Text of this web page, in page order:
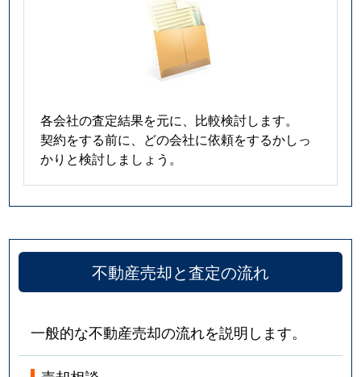
各会社の査定結果を元に、比較検討します。
契約をする前に、どの会社に依頼をするかしっ
かりと検討しましょう。
不動産売却と査定の流れ
一般的な不動産売却の流れを説明します。